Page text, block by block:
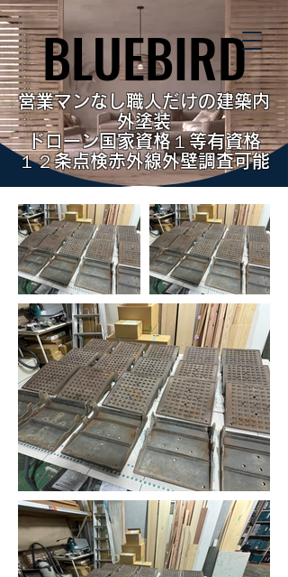
BLUEBIRD
BLUEBIRD
営業マンなし職人だけの建築内
外塗装
ドローン国家資格１等有資格
１２条点検赤外線外壁調査可能